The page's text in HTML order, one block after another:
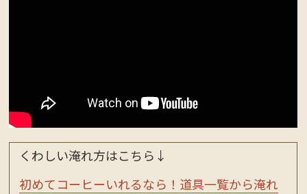
くわしい淹れ方はこちら↓
初めてコーヒーいれるなら！道具一覧から淹れ